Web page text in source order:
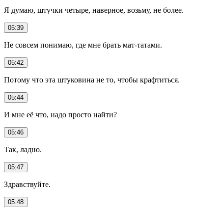
Я думаю, штучки четыре, наверное, возьму, не более.
05:39
Не совсем понимаю, где мне брать мат-татами.
05:42
Потому что эта штуковина не то, чтобы крафтиться.
05:44
И мне её что, надо просто найти?
05:46
Так, ладно.
05:47
Здравствуйте.
05:48